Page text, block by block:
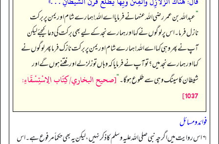
”عبداللہ بن عمر رضی اللہ عنہما نے فرمایا اے اللہ! ہمارے شام اور یمن پر برکت
نازل فرما۔ اس پر لوگوں نے کہا اور ہمارے نجد کے لیے بھی برکت کی دعا کیجئے لیکن
آپ نے پھر وہی کہا اے اللہ! ہمارے شام اور یمن پر برکت نازک فرما پھر لوگوں نے
کہا اور ہمارے نجد میں؟ تو آپ نے فرمایا کہ وہاں تو زلزلے اور فتنے ہوں گے اور
شیطان کا سینگ وہی سے طلوع ہو گا۔“[صحيح البخاري/كِتَاب الِاسْتِسْقَاءِ:
1037]
فوائد و مسائل
↰ اس روایت میں اگرچہ نبی صلى اللہ علیہ وسلم کا ذکر نہیں، لیکن یہ بھی حکماً مر فوع ہے۔ اس